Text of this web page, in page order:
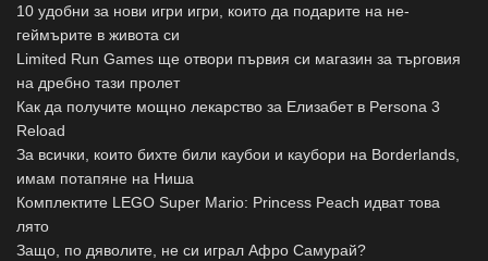
10 удобни за нови игри игри, които да подарите на не-
геймърите в живота си
Limited Run Games ще отвори първия си магазин за търговия
на дребно тази пролет
Как да получите мощно лекарство за Елизабет в Persona 3
Reload
За всички, които бихте били каубои и каубори на Borderlands,
имам потапяне на Ниша
Комплектите LEGO Super Mario: Princess Peach идват това
лято
Защо, по дяволите, не си играл Афро Самурай?